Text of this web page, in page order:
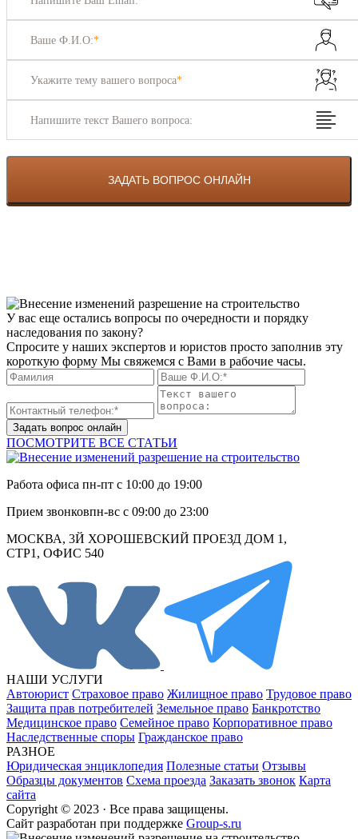
Ваше Ф.И.О:*
Укажите тему вашего вопроса*
Напишите текст Вашего вопроса:
У вас еще остались вопросы по очередности и порядку
наследования по закону?
Спросите у наших экспертов и юристов просто заполнив эту
короткую форму Мы свяжемся с Вами в рабочие часы.
Задать вопрос онлайн
ПОСМОТРИТЕ ВСЕ СТАТЬИ
Работа офиса пн-пт с 10:00 до 19:00
Прием звонковпн-вс с 09:00 до 23:00
МОСКВА, 3Й ХОРОШЕВСКИЙ ПРОЕЗД ДОМ 1,
СТР1, ОФИС 540
НАШИ УСЛУГИ
Автоюрист Страховое право Жилищное право Трудовое право
Защита прав потребителей Земельное право Банкротство
Медицинское право Семейное право Корпоративное право
Наследственные споры Гражданское право
РАЗНОЕ
Юридическая энциклопедия Полезные статьи Отзывы
Образцы документов Схема проезда Заказать звонок Карта
сайта
Copyright © 2023 · Все права защищены.
Cайт разработан при поддержке Group-s.ru